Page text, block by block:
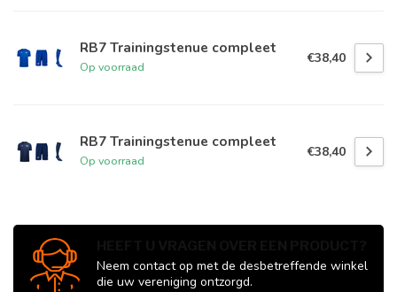
RB7 Trainingstenue compleet
Op voorraad
€38,40
RB7 Trainingstenue compleet
Op voorraad
€38,40
Neem contact op met de desbetreffende winkel
die uw vereniging ontzorgd.